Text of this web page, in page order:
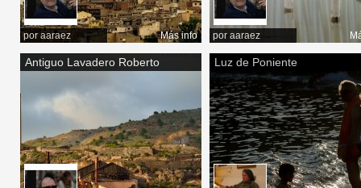
poraaraez Más info por aaraez
Antiguo Lavadero Roberto Luz de Poniente